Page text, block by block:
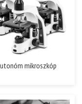
mikroszkóp